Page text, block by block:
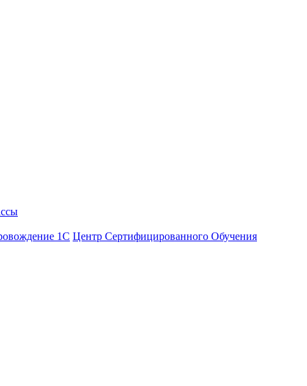
1С Центр Сертифицированного Обучения